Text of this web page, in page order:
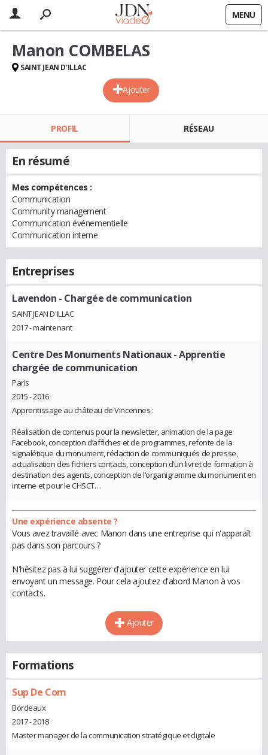
MENU
Ajouter
Manon COMBELAS
SAINT JEAN D'ILLAC
PROFIL RÉSEAU
En résumé
Mes compétences :
Communication
Community management
Communication événementielle
Communication interne
Entreprises
Lavendon - Chargée de communication
SAINT JEAN D'ILLAC
2017 - maintenant
Centre Des Monuments Nationaux- Apprentie
chargée de communication
Paris
2015 - 2016
Apprentissage au château de Vincennes :
Réalisation de contenus pour la newsletter, animation de la page
Facebook, conception d’affiches et de programmes, refonte de la
signalétique du monument, rédaction de communiqués de presse,
actualisation des fichiers contacts, conception d’un livret de formation à
destination des agents, conception de l’organigramme du monument en
interne et pour le CHSCT…
Une expérience absente ?
Vous avez travaillé avec Manon dans une entreprise qui n'apparaît
pas dans son parcours ?
N'hésitez pas à lui suggérer d'ajouter cette expérience en lui
envoyant un message. Pour cela ajoutez d'abord Manon à vos
contacts.
Ajouter
Formations
Sup De Com
Bordeaux
2017 - 2018
Master manager de la communication stratégique et digitale